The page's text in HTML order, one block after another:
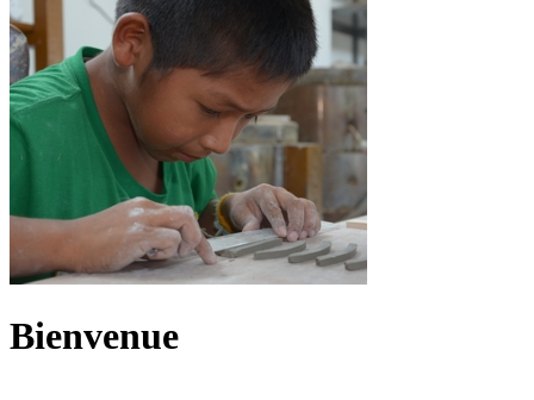
Bienvenue